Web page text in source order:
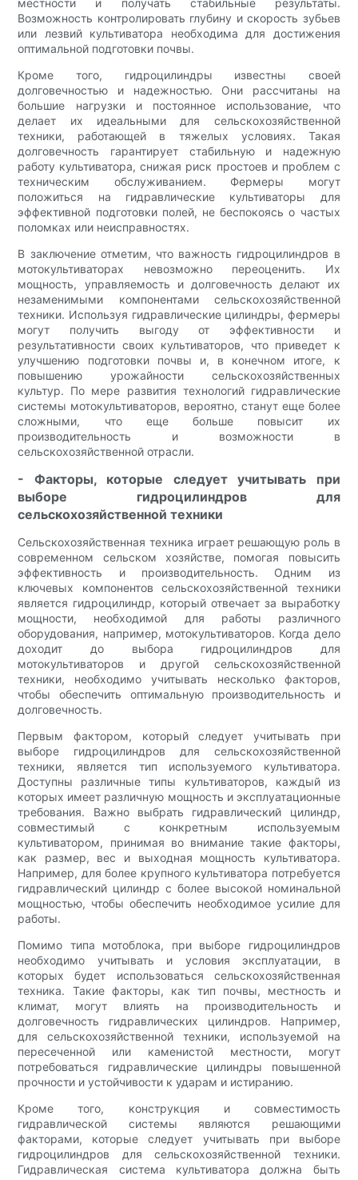
местности и получать стабильные результаты.
Возможность контролировать глубину и скорость зубьев
или лезвий культиватора необходима для достижения
оптимальной подготовки почвы.
Кроме того, гидроцилиндры известны своей
долговечностью и надежностью. Они рассчитаны на
большие нагрузки и постоянное использование, что
делает их идеальными для сельскохозяйственной
техники, работающей в тяжелых условиях. Такая
долговечность гарантирует стабильную и надежную
работу культиватора, снижая риск простоев и проблем с
техническим обслуживанием. Фермеры могут
положиться на гидравлические культиваторы для
эффективной подготовки полей, не беспокоясь о частых
поломках или неисправностях.
В заключение отметим, что важность гидроцилиндров в
мотокультиваторах невозможно переоценить. Их
мощность, управляемость и долговечность делают их
незаменимыми компонентами сельскохозяйственной
техники. Используя гидравлические цилиндры, фермеры
могут получить выгоду от эффективности и
результативности своих культиваторов, что приведет к
улучшению подготовки почвы и, в конечном итоге, к
повышению урожайности сельскохозяйственных
культур. По мере развития технологий гидравлические
системы мотокультиваторов, вероятно, станут еще более
сложными, что еще больше повысит их
производительность и возможности в
сельскохозяйственной отрасли.
- Факторы, которые следует учитывать при
выборе гидроцилиндров для
сельскохозяйственной техники
Сельскохозяйственная техника играет решающую роль в
современном сельском хозяйстве, помогая повысить
эффективность и производительность. Одним из
ключевых компонентов сельскохозяйственной техники
является гидроцилиндр, который отвечает за выработку
мощности, необходимой для работы различного
оборудования, например, мотокультиваторов. Когда дело
доходит до выбора гидроцилиндров для
мотокультиваторов и другой сельскохозяйственной
техники, необходимо учитывать несколько факторов,
чтобы обеспечить оптимальную производительность и
долговечность.
Первым фактором, который следует учитывать при
выборе гидроцилиндров для сельскохозяйственной
техники, является тип используемого культиватора.
Доступны различные типы культиваторов, каждый из
которых имеет различную мощность и эксплуатационные
требования. Важно выбрать гидравлический цилиндр,
совместимый с конкретным используемым
культиватором, принимая во внимание такие факторы,
как размер, вес и выходная мощность культиватора.
Например, для более крупного культиватора потребуется
гидравлический цилиндр с более высокой номинальной
мощностью, чтобы обеспечить необходимое усилие для
работы.
Помимо типа мотоблока, при выборе гидроцилиндров
необходимо учитывать и условия эксплуатации, в
которых будет использоваться сельскохозяйственная
техника. Такие факторы, как тип почвы, местность и
климат, могут влиять на производительность и
долговечность гидравлических цилиндров. Например,
для сельскохозяйственной техники, используемой на
пересеченной или каменистой местности, могут
потребоваться гидравлические цилиндры повышенной
прочности и устойчивости к ударам и истиранию.
Кроме того, конструкция и совместимость
гидравлической системы являются решающими
факторами, которые следует учитывать при выборе
гидроцилиндров для сельскохозяйственной техники.
Гидравлическая система культиватора должна быть